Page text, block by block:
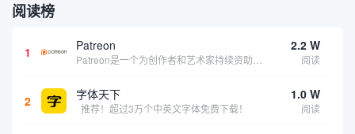
阅读榜
1 Patreon 2.2 W
阅读
2 字体天下
推荐！超过3万个中英文字体免费下载！
1.0 W
阅读